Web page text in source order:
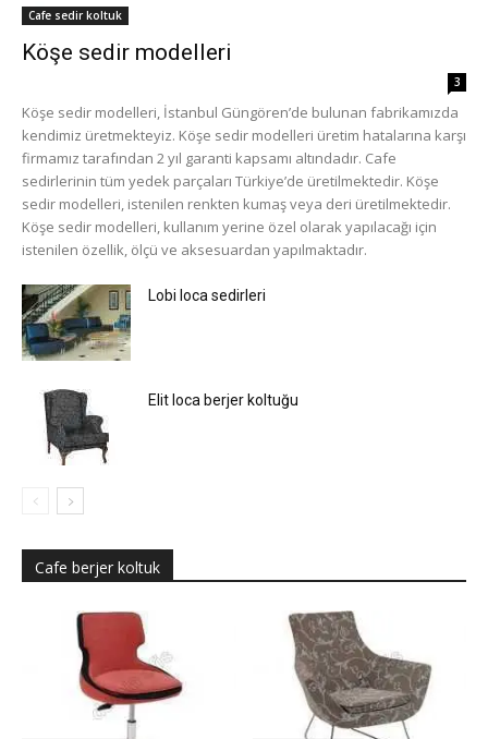
Cafe sedir koltuk
Köşe sedir modelleri
3
Köşe sedir modelleri, İstanbul Güngören’de bulunan fabrikamızda
kendimiz üretmekteyiz. Köşe sedir modelleri üretim hatalarına karşı
firmamız tarafından 2 yıl garanti kapsamı altındadır. Cafe
sedirlerinin tüm yedek parçaları Türkiye’de üretilmektedir. Köşe
sedir modelleri, istenilen renkten kumaş veya deri üretilmektedir.
Köşe sedir modelleri, kullanım yerine özel olarak yapılacağı için
istenilen özellik, ölçü ve aksesuardan yapılmaktadır.
Lobi loca sedirleri
Elit loca berjer koltuğu
Cafe berjer koltuk